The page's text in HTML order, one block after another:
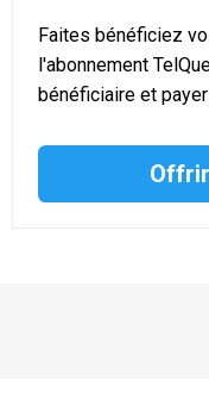
Faites bénéficiez
l'abonnement
bénéficiaire et